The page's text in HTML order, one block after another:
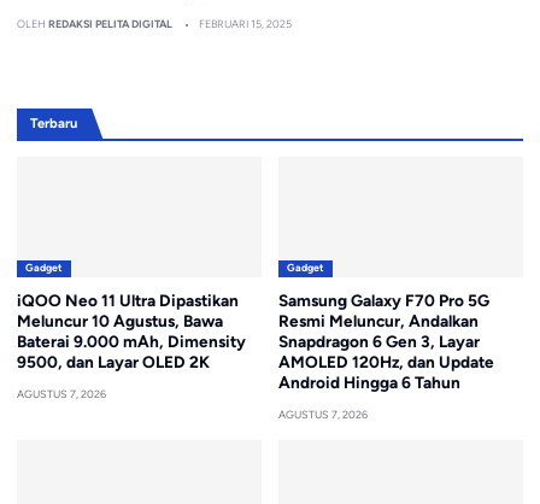
OLEH REDAKSI PELITA DIGITAL FEBRUARI 15, 2025
Terbaru
Gadget
iQOO Neo 11 Ultra Dipastikan
Meluncur 10 Agustus, Bawa
Baterai 9.000 mAh, Dimensity
9500, dan Layar OLED 2K
AGUSTUS 7, 2026
Gadget
Samsung Galaxy F70 Pro 5G
Resmi Meluncur, Andalkan
Snapdragon 6 Gen 3, Layar
AMOLED 120Hz, dan Update
Android Hingga 6 Tahun
AGUSTUS 7, 2026